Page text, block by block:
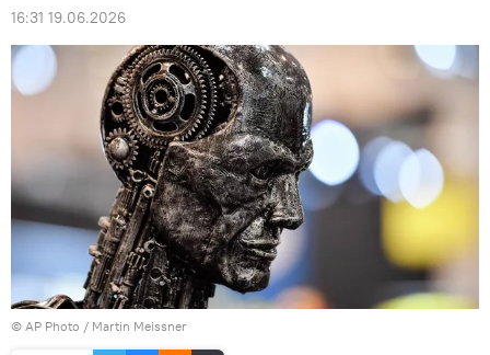
16:31 19.06.2026
© AP Photo / Martin Meissner